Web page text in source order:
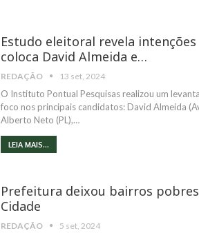
Estudo eleitoral revela
coloca David Almeida e…
REDAÇÃO 13 set, 2024
O Instituto Pontual Pesquisas realizou um
foco nos principais candidatos: David Almeida
Alberto Neto (PL),…
LEIA MAIS...
Prefeitura deixou bairros
Cidade
REDAÇÃO 5 set, 2024